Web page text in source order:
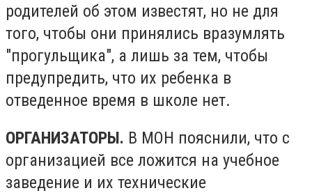
родителей об этом известят, но не для
того, чтобы они принялись вразумлять
"прогульщика", а лишь за тем, чтобы
предупредить, что их ребенка в
отведенное время в школе нет.
ОРГАНИЗАТОРЫ. В МОН пояснили, что с
организацией все ложится на учебное
заведение и их технические